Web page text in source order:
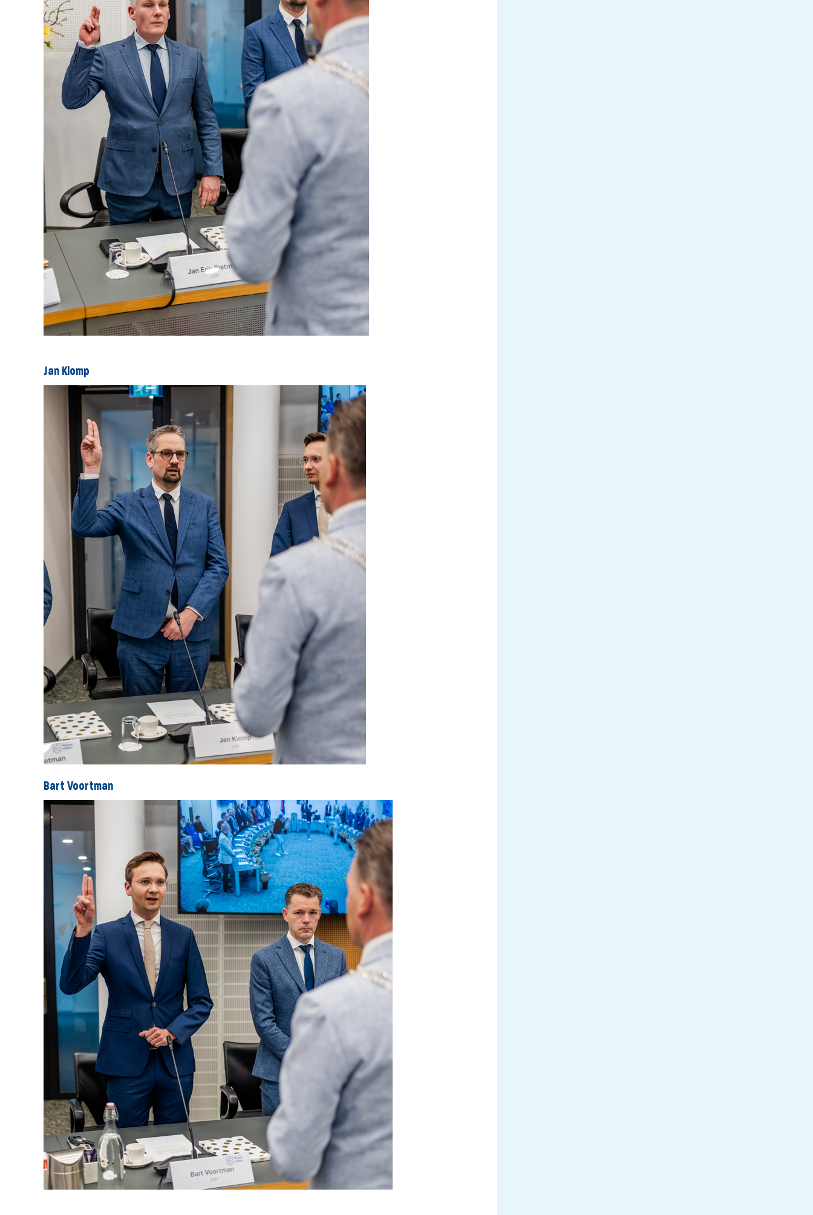
Jan Klomp
Bart Voortman